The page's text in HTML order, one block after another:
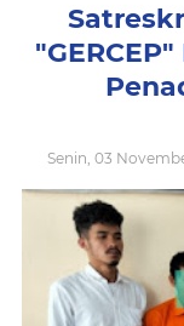
Senin, 03